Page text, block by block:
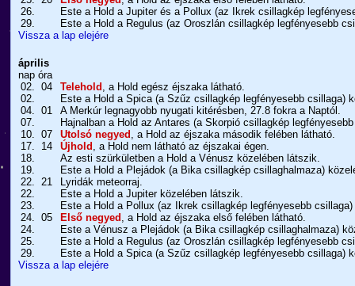
26.
Este a Hold a Jupiter és a Pollux (az Ikrek csillagkép
29.
Este a Hold a Regulus (az Oroszlán csillagkép legfényesebb
Vissza a lap elejére
április
nap óra
02.
04 Telehold , a Hold egész éjszaka látható.
02.
Este a Hold a Spica (a Szűz csillagkép legfényesebb csillaga)
04.
01
A Merkúr legnagyobb nyugati kitérésben, 27.8 fokra a Naptól.
07.
Hajnalban a Hold az Antares (a Skorpió csillagkép
10.
07 Utolsó negyed , a Hold az éjszaka második felében látható.
17.
14 Újhold , a Hold nem látható az éjszakai égen.
18.
Az esti szürkületben a Hold a Vénusz közelében látszik.
19.
Este a Hold a Plejádok (a Bika csillagkép csillaghalmaza)
22.
21
Lyridák meteorraj.
22.
Este a Hold a Jupiter közelében látszik.
23.
Este a Hold a Pollux (az Ikrek csillagkép legfényesebb
24.
05 Első negyed , a Hold az éjszaka első felében látható.
24.
Este a Vénusz a Plejádok (a Bika csillagkép csillaghalmaza)
25.
Este a Hold a Regulus (az Oroszlán csillagkép legfényesebb
29.
Este a Hold a Spica (a Szűz csillagkép legfényesebb csillaga)
Vissza a lap elejére